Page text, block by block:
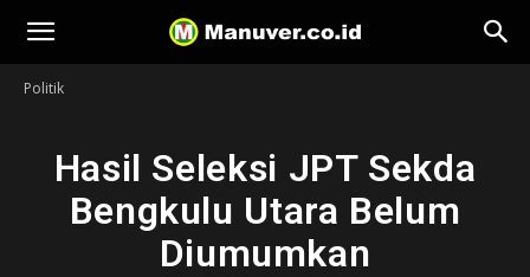
Manuver
Politik
Hasil Seleksi JPT Sekda
Bengkulu Utara Belum
Diumumkan